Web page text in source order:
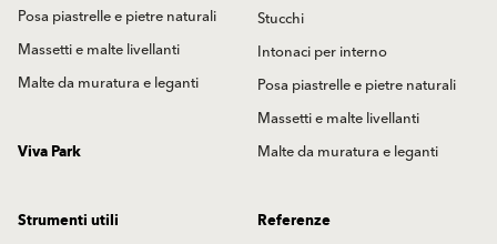
Posa piastrelle e pietre naturali
Massetti e malte livellanti
Malte da muratura e leganti
Stucchi
Intonaci per interno
Posa piastrelle e pietre naturali
Massetti e malte livellanti
Malte da muratura e leganti
Viva Park
Strumenti utili
Referenze